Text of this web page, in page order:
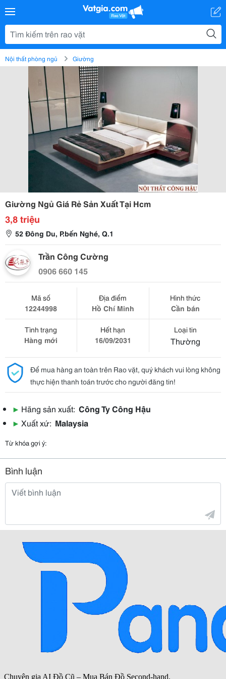
Nội thất phòng ngủ Giường
Giường Ngủ Giá Rẻ Sản Xuất Tại Hcm
3,8 triệu
52 Đông Du, P.bến Nghé, Q.1
Trần Công Cường
0906 660 145
Mã số
12244998
Địa điểm
Hồ Chí Minh
Hình thức
Cần bán
Tình trạng
Hàng mới
Hết hạn
16/09/2031
Loại tin
Thường
Để mua hàng an toàn trên Rao vặt, quý khách vui lòng không
thực hiện thanh toán trước cho người đăng tin!
▶ Hãng sản xuất: Công Ty Công Hậu
▶ Xuất xứ: Malaysia
Từ khóa gợi ý:
Bình luận